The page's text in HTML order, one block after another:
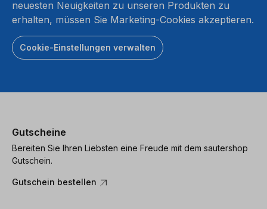
neuesten Neuigkeiten zu unseren Produkten zu
erhalten, müssen Sie Marketing-Cookies akzeptieren.
Cookie-Einstellungen verwalten
Gutscheine
Bereiten Sie Ihren Liebsten eine Freude mit dem sautershop
Gutschein.
Gutschein bestellen